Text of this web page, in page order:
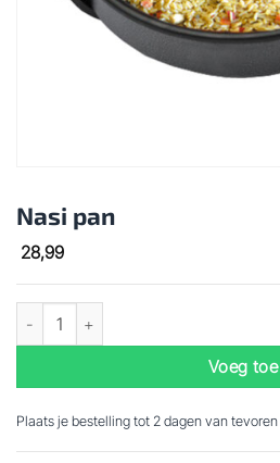
Nasi pan
28,99
Nasi pan aantal
Voeg toe
Plaats je bestelling tot 2 dagen van tevoren